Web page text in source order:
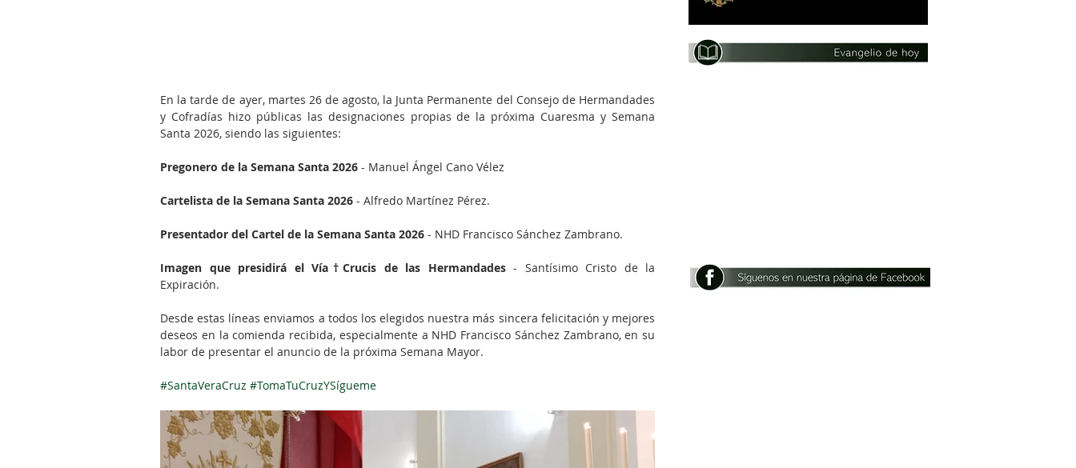
En la tarde de ayer, martes 26 de agosto, la Junta Permanente del Consejo de Hermandades
y Cofradías hizo públicas las designaciones propias de la próxima Cuaresma y Semana
Santa 2026, siendo las siguientes:
Pregonero de la Semana Santa 2026 - Manuel Ángel Cano Vélez
Cartelista de la Semana Santa 2026 - Alfredo Martínez Pérez.
Presentador del Cartel de la Semana Santa 2026 - NHD Francisco Sánchez Zambrano.
Imagen que presidirá el Vía†Crucis de las Hermandades - Santísimo Cristo de la
Expiración.
Desde estas líneas enviamos a todos los elegidos nuestra más sincera felicitación y mejores
deseos en la comienda recibida, especialmente a NHD Francisco Sánchez Zambrano, en su
labor de presentar el anuncio de la próxima Semana Mayor.
#SantaVeraCruz #TomaTuCruzYSígueme